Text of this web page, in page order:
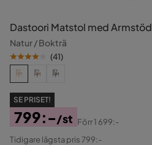
Dastoori Matstol med Armstöd
Natur / Bokträ
(41)
SE PRISET!
Pris
799:-/st
Original
Förr1 699:-
Tidigare lägsta pris 799:-